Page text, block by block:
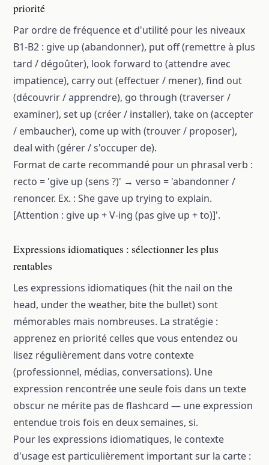
priorité
Par ordre de fréquence et d'utilité pour les niveaux
B1-B2 : give up (abandonner), put off (remettre à plus
tard / dégoûter), look forward to (attendre avec
impatience), carry out (effectuer / mener), find out
(découvrir / apprendre), go through (traverser /
examiner), set up (créer / installer), take on (accepter
/ embaucher), come up with (trouver / proposer),
deal with (gérer / s'occuper de).
Format de carte recommandé pour un phrasal verb :
recto = 'give up (sens ?)' → verso = 'abandonner /
renoncer. Ex. : She gave up trying to explain.
[Attention : give up + V-ing (pas give up + to)]'.
Expressions idiomatiques : sélectionner les plus
rentables
Les expressions idiomatiques (hit the nail on the
head, under the weather, bite the bullet) sont
mémorables mais nombreuses. La stratégie :
apprenez en priorité celles que vous entendez ou
lisez régulièrement dans votre contexte
(professionnel, médias, conversations). Une
expression rencontrée une seule fois dans un texte
obscur ne mérite pas de flashcard — une expression
entendue trois fois en deux semaines, si.
Pour les expressions idiomatiques, le contexte
d'usage est particulièrement important sur la carte :